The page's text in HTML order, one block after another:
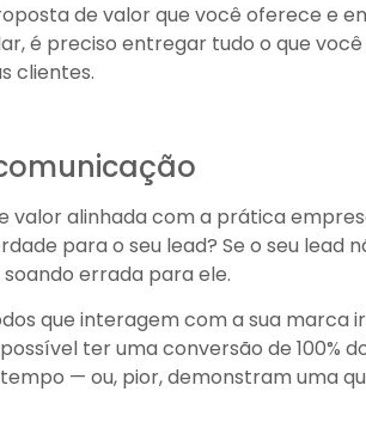
de valor que você oferece e
é preciso entregar tudo o que
clientes.
valor alinhada com a prática
para o seu lead? Se o seu lead
errada para ele.
que interagem com a sua marca
ter uma conversão de 100%
— ou, pior, demonstram uma